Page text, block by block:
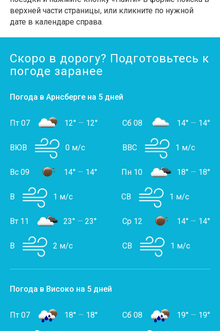
верхней части страницы, или кликните по нужной
дате в календаре справа.
Скоро в дорогу? Подготовьтесь к
погоде заранее
Погода в Арнсберге на 5 дней
Пт 07 12° — 12°
ВЮВ 0 м/с
Сб 08 14° — 14°
ВВС 1 м/с
Вс 09 14° — 14°
В 1 м/с
Пн 10 18° — 18°
СВ 1 м/с
Вт 11 23° — 23°
В 2 м/с
Ср 12 14° — 14°
СВ 1 м/с
Погода в Високо на 5 дней
Пт 07 18° — 18° Сб 08 19° — 19°